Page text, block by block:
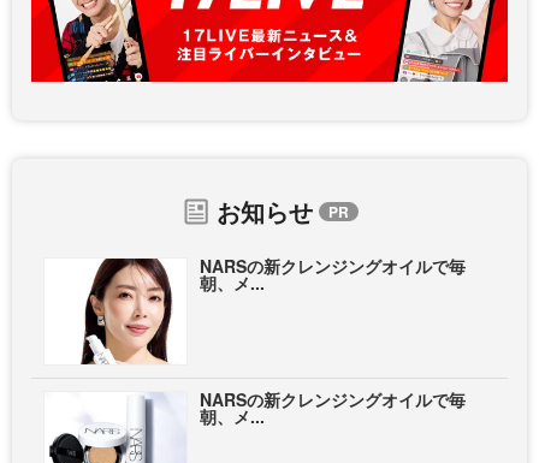
お知らせ
NARSの新クレンジングオイルで毎
朝、メ...
NARSの新クレンジングオイルで毎
朝、メ...